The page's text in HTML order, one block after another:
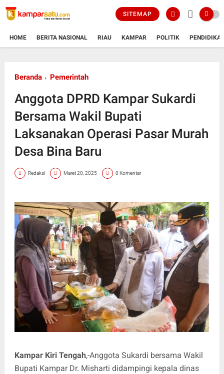
SITEMAP
HOME BERITA NASIONAL RIAU KAMPAR POLITIK
Beranda Pemerintah
Anggota DPRD Kampar Sukardi
Bersama Wakil Bupati
Laksanakan Operasi Pasar Murah
Desa Bina Baru
Redaksi Maret 20, 2025 0 Komentar
Kampar Kiri Tengah,-Anggota Sukardi bersama Wakil
Bupati Kampar Dr. Misharti didampingi kepala dinas